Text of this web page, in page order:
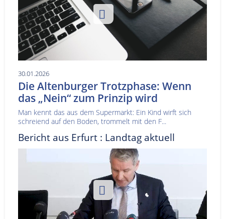
30.01.2026
Die Altenburger Trotzphase: Wenn
das „Nein“ zum Prinzip wird
Man kennt das aus dem Supermarkt: Ein Kind wirft sich
schreiend auf den Boden, trommelt mit den F...
Bericht aus Erfurt : Landtag aktuell